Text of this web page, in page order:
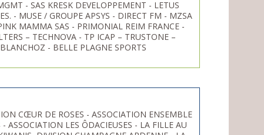
- SAS KRESK DEVELOPPEMENT - LETUS
- MUSE / GROUPE APSYS - DIRECT FM - MZSA
MAMMA SAS - PRIMONIAL REIM FRANCE -
– TECHNOVA - TP ICAP – TRUSTONE –
- BELLE PLAGNE SPORTS
CŒUR DE ROSES - ASSOCIATION ENSEMBLE
ASSOCIATION LES ÔDACIEUSES - LA FILLE AU